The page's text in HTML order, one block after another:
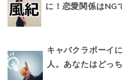
に！恋愛関係はNG
キャバクラボーイ
人。あなたはどっ